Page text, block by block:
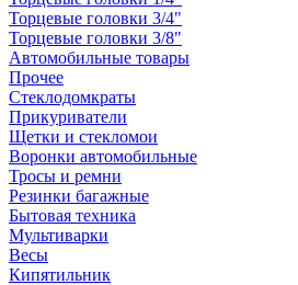
Торцевые головки 3/4"
Торцевые головки 3/8"
Автомобильные товары
Прочее
Стеклодомкраты
Прикуриватели
Щетки и стекломои
Воронки автомобильные
Тросы и ремни
Резинки багажные
Бытовая техника
Мультиварки
Весы
Кипятильник